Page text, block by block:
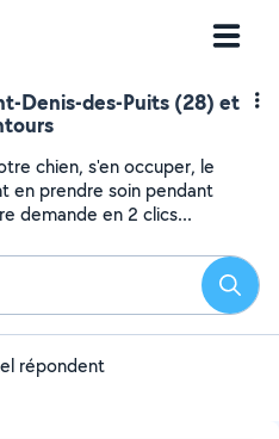
Denis-des-Puits (28) et
chien, s'en occuper, le
en prendre soin pendant
demande en 2 clics...
répondent